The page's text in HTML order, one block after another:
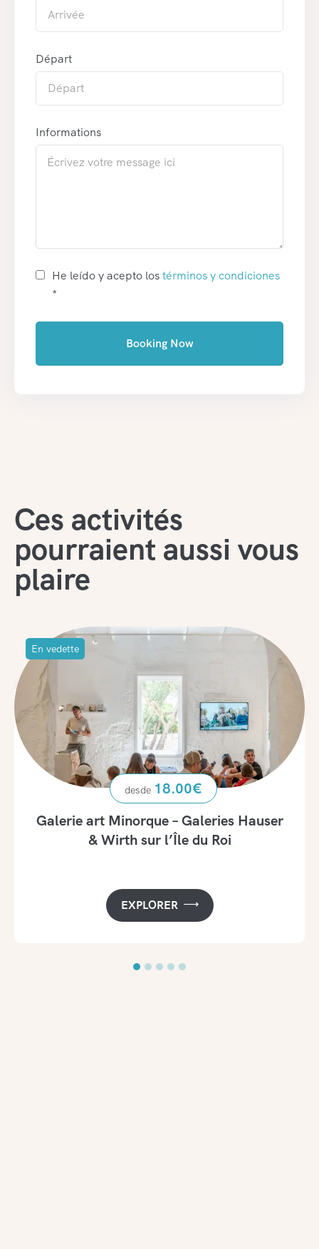
Départ
Informations
He leído y acepto lostérminos y condiciones
*
Booking Now
Ces activités
pourraient aussi vous
plaire
En vedette
Galerie art Minorque – Galeries Hauser
& Wirth sur l’Île du Roi
18.00€
EXPLORER